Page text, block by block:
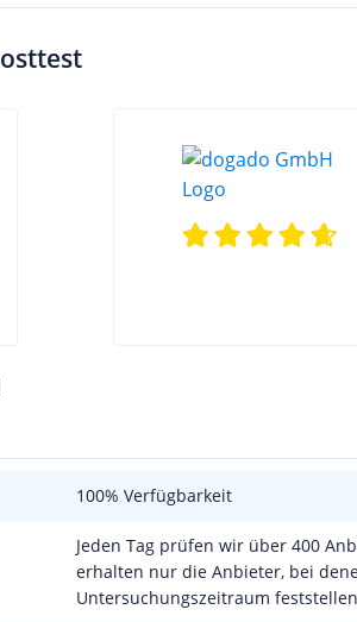
100% Verfügbarkeit
Jeden Tag prüfen wir über 400
erhalten nur die Anbieter, bei
Untersuchungszeitraum